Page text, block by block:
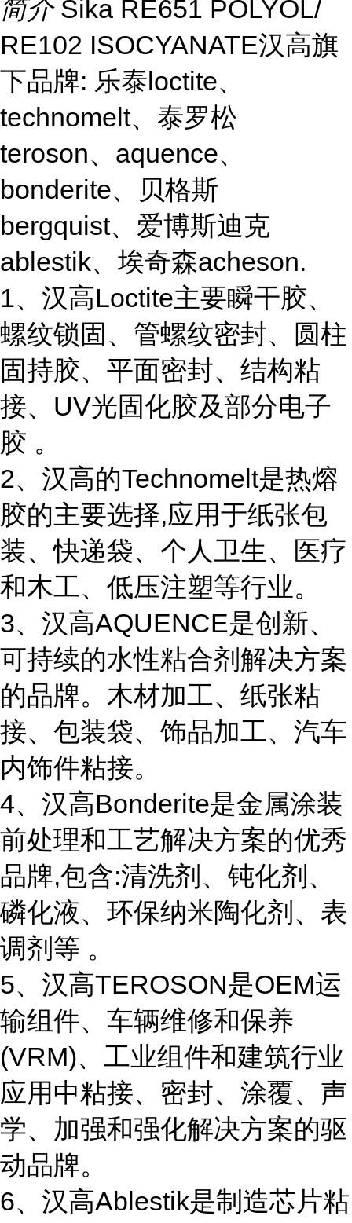
简介 Sika RE651 POLYOL/
RE102 ISOCYANATE汉高旗
下品牌: 乐泰loctite、
technomelt、泰罗松
teroson、aquence、
bonderite、贝格斯
bergquist、爱博斯迪克
ablestik、埃奇森acheson.
1、汉高Loctite主要瞬干胶、
螺纹锁固、管螺纹密封、圆柱
固持胶、平面密封、结构粘
接、UV光固化胶及部分电子
胶 。
2、汉高的Technomelt是热熔
胶的主要选择,应用于纸张包
装、快递袋、个人卫生、医疗
和木工、低压注塑等行业。
3、汉高AQUENCE是创新、
可持续的水性粘合剂解决方案
的品牌。木材加工、纸张粘
接、包装袋、饰品加工、汽车
内饰件粘接。
4、汉高Bonderite是金属涂装
前处理和工艺解决方案的优秀
品牌,包含:清洗剂、钝化剂、
磷化液、环保纳米陶化剂、表
调剂等 。
5、汉高TEROSON是OEM运
输组件、车辆维修和保养
(VRM)、工业组件和建筑行业
应用中粘接、密封、涂覆、声
学、加强和强化解决方案的驱
动品牌。
6、汉高Ablestik是制造芯片粘